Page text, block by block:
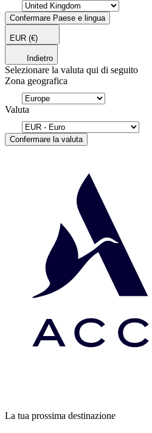
Confermare Paese e lingua
EUR (€)
Indietro
Selezionare la valuta qui di seguito
Zona geografica
Valuta
Confermare la valuta
La tua prossima destinazione